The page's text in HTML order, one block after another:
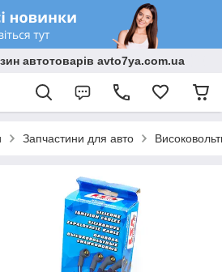
автотоварів avto7ya.com.ua
Запчастини для авто